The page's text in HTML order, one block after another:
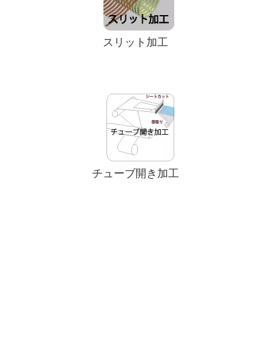
スリット加工
チューブ開き加工